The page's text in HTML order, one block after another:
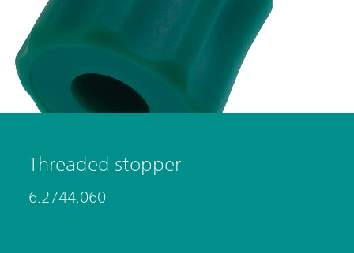
Threaded stopper
6.2744.060